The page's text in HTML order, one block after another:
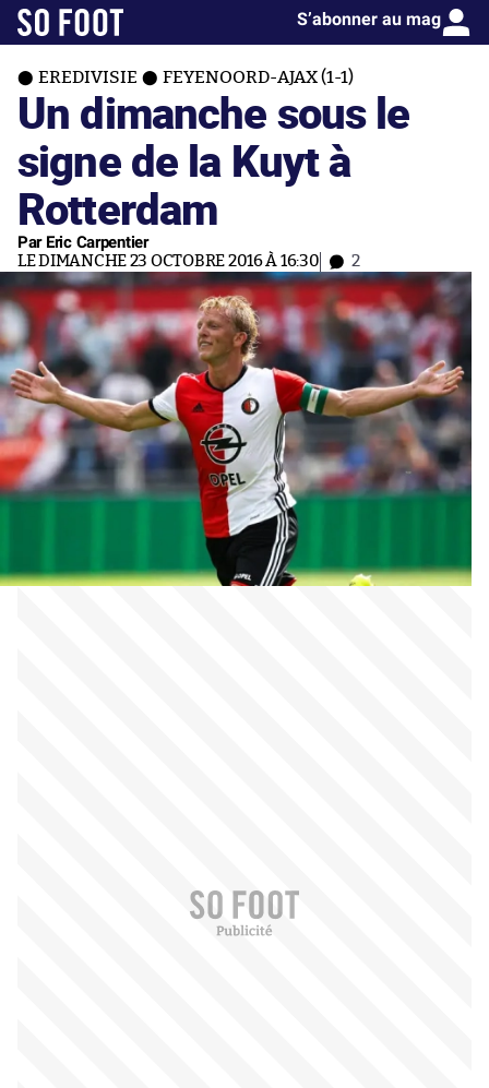
S’abonner au mag
EREDIVISIE FEYENOORD-AJAX (1-1)
Un dimanche sous le
signe de la Kuyt à
Rotterdam
Par Eric Carpentier
LE DIMANCHE 23 OCTOBRE 2016 À 16:30 2